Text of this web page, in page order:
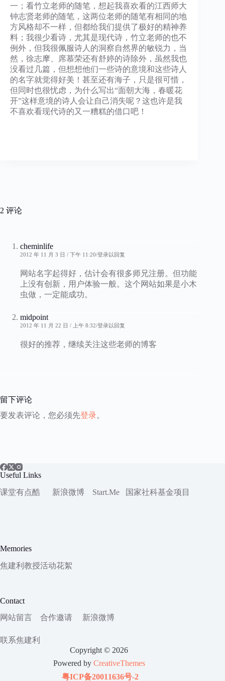
一；看竹立老师的随笔，想起我喜欢看的江西师大
钟志贤老师的随笔，这两位老师的随笔有相同的地
方风格却不一样，但都给我们提供了极好的精神养
料；我很少看诗，尤其是现代诗，竹立老师的也不
例外，但我很佩服诗人的洞察自然界的敏锐力，当
然，徐志摩、席慕荣还有舒婷的诗除外，虽然我也
没看过几篇，但想想他们一些诗的意境和这些诗人
的名字就觉得好美！甚至还有海子，只是很可惜，
但同时也很忧虑，为什么写出“面朝大海，春暖花
开”这样意境的诗人会让自己消失呢？这也许是我
不喜欢看现代诗的又一糟糕的借口吧！
2 评论
cheminlife
2012 年 11 月 3 日 / 下午 11:20 登录以回复
网站名字起得好，估计会有很多师兄注册。但功能
上没有创新，用户体验一般。这个网站如果是小木
虫做，一定能成功。
midpoint
2012 年 11 月 22 日 / 上午 8:32 登录以回复
很好的推荐，继续关注这些老师的博客
留下评论
要发表评论，您必须先登录。
Useful Links
课堂有点酷
新浪微博 Start.Me 国家社科基金项目
Memories
焦建利教授活动花絮
Contact
网站留言
合作邀请 新浪微博
联系焦建利
Copyright © 2026
Powered by CreativeThemes
粤ICP备20011636号-2